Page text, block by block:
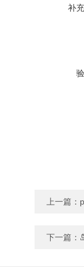
补
上一篇：
下一篇：